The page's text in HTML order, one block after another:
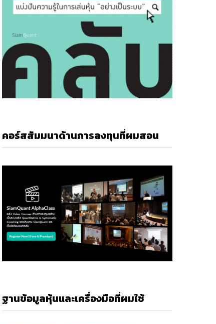
คอร์สสัมมนาด้านการลงทุนที่ผมสอน
ฐานข้อมูลหุ้นและเครื่องมือที่ผมใช้